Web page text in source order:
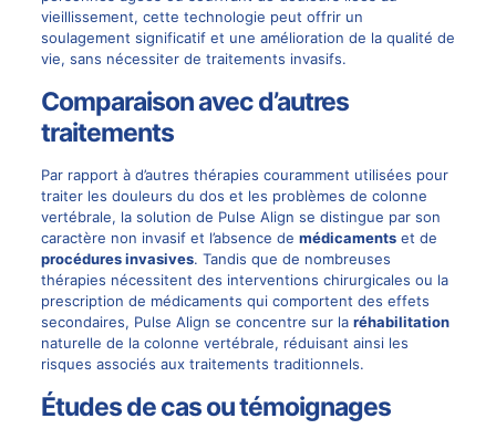
vieillissement, cette technologie peut offrir un
soulagement significatif et une amélioration de la qualité de
vie, sans nécessiter de traitements invasifs.
Comparaison avec d’autres
traitements
Par rapport à d’autres thérapies couramment utilisées pour
traiter les douleurs du dos et les problèmes de colonne
vertébrale, la solution de Pulse Align se distingue par son
caractère non invasif et l’absence de médicamentset de
procédures invasives. Tandis que de nombreuses
thérapies nécessitent des interventions chirurgicales ou la
prescription de médicaments qui comportent des effets
secondaires, Pulse Align se concentre sur la réhabilitation
naturelle de la colonne vertébrale, réduisant ainsi les
risques associés aux traitements traditionnels.
Études de cas ou témoignages